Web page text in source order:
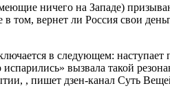
ничего на Западе)
вернет ли Россия свои
в следующем:
вызвала такой
, пишет дзен-канал Суть